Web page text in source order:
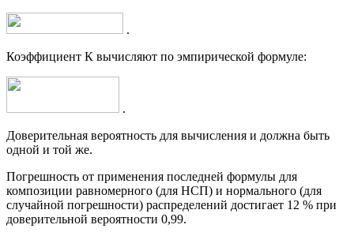
.
Коэффициент К вычисляют по эмпирической формуле:
.
Доверительная вероятность для вычисления и должна быть
одной и той же.
Погрешность от применения последней формулы для
композиции равномерного (для НСП) и нормального (для
случайной погрешности) распределений достигает 12 % при
доверительной вероятности 0,99.